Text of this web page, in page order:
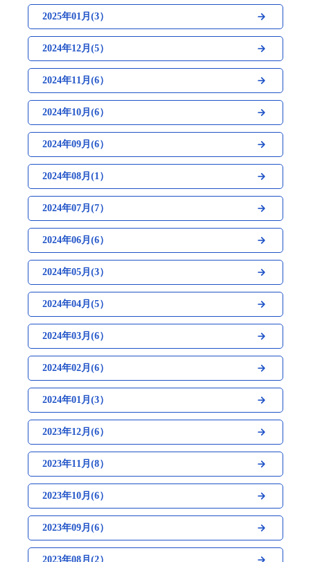
2025年01月(3）
2024年12月(5）
2024年11月(6）
2024年10月(6）
2024年09月(6）
2024年08月(1）
2024年07月(7）
2024年06月(6）
2024年05月(3）
2024年04月(5）
2024年03月(6）
2024年02月(6）
2024年01月(3）
2023年12月(6）
2023年11月(8）
2023年10月(6）
2023年09月(6）
2023年08月(2）